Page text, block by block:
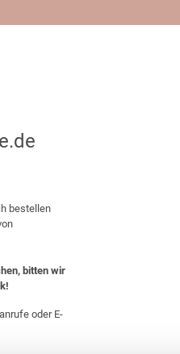
bestellen
bitten wir
oder E-